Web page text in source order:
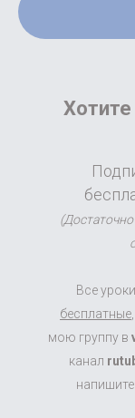
Хотите
Все
бесплатные
мою группу в
канал